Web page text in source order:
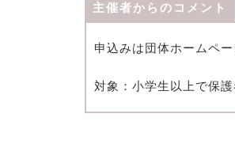
主催者からのコメント
申込みは団体ホームペ
対象：小学生以上で保